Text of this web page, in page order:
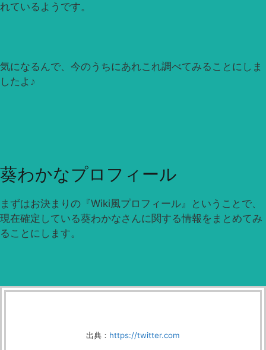
れているようです。
気になるんで、今のうちにあれこれ調べてみることにしま
したよ♪
葵わかなプロフィール
まずはお決まりの『Wiki風プロフィール』ということで、
現在確定している葵わかなさんに関する情報をまとめてみ
ることにします。
出典： https://twitter.com